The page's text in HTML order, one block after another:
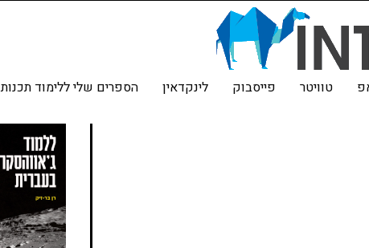
טוויטר פייסבוק לינקדאין הספרים שלי ללימוד תכנות